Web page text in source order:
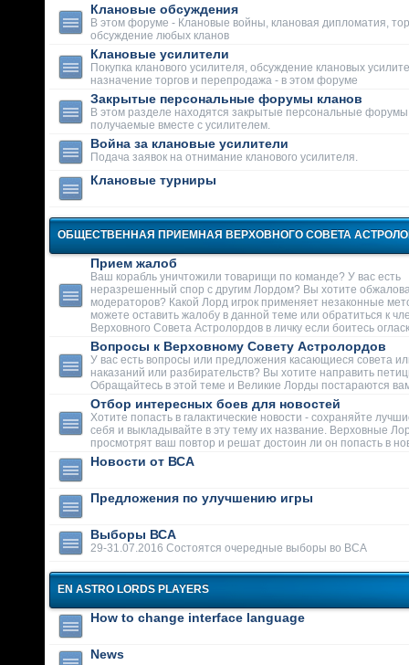
Клановые обсуждения
В этом форуме - Клановые войны, клановая дипломатия,
обсуждение любых кланов
Клановые усилители
Покупка кланового усилителя, обсуждение клановых
назначение торгов и перепродажа - в этом форуме
Закрытые персональные форумы кланов
В этом разделе находятся закрытые персональные форумы
получаемые вместе с усилителем.
Война за клановые усилители
Подача заявок на отнимание кланового усилителя.
Клановые турниры
ОБЩЕСТВЕННАЯ ПРИЕМНАЯ ВЕРХОВНОГО СОВЕТА
Прием жалоб
Ваш корабль уничтожили товарищи по команде? У вас есть
неразрешенный спор с другим Лордом? Вы хотите
модераторов? Какой Лорд игрок применяет незаконные
можете оставить жалобу в данной теме или обратиться к
Верховного Совета Астролордов в личку если боитесь
Вопросы к Верховному Совету Астролордов
У вас есть вопросы или предложения касающиеся совета
наказаний или разбирательств? Вы хотите направить
Обращайтесь в этой теме и Великие Лорды постараются
Отбор интересных боев для новостей
Хотите попасть в галактические новости - сохраняйте
себя и выкладывайте в эту тему их название. Верховные
просмотрят ваш повтор и решат достоин ли он попасть в
Новости от ВСА
Предложения по улучшению игры
Выборы ВСА
29-31.07.2016 Состоятся очередные выборы во ВСА
EN ASTRO LORDS PLAYERS
How to change interface language
News